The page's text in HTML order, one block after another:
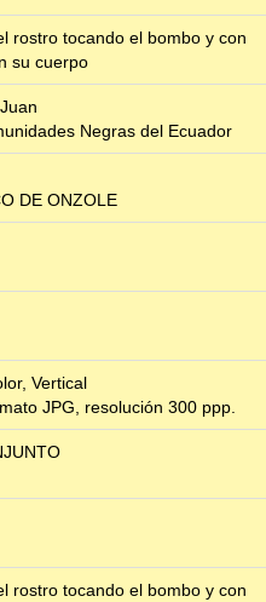
rostro tocando el bombo y con
su cuerpo
Negras del Ecuador
DE ONZOLE
Vertical
JPG, resolución 300 ppp.
rostro tocando el bombo y con